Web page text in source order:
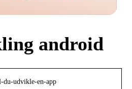
android
du-udvikle-en-app